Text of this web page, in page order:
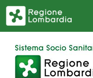
Salta al contenuto principale